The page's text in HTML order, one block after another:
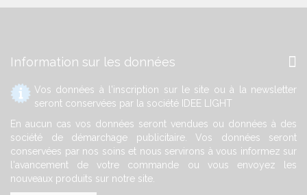
Information sur les données
Vos données à l'inscription sur le site ou à la newsletter
seront conservées par la société IDEE LIGHT
En aucun cas vos données seront vendues ou données à des
société de démarchage publicitaire. Vos données seront
conservées par nos soins et nous servirons à vous informez sur
l'avancement de votre commande ou vous envoyez les
nouveaux produits sur notre site.